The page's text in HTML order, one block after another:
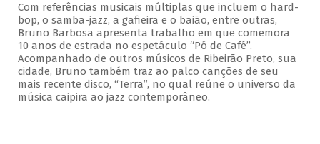
Com referências musicais múltiplas que incluem o hard-
bop, o samba-jazz, a gafieira e o baião, entre outras,
Bruno Barbosa apresenta trabalho em que comemora
10 anos de estrada no espetáculo “Pó de Café”.
Acompanhado de outros músicos de Ribeirão Preto, sua
cidade, Bruno também traz ao palco canções de seu
mais recente disco, “Terra”, no qual reúne o universo da
música caipira ao jazz contemporâneo.